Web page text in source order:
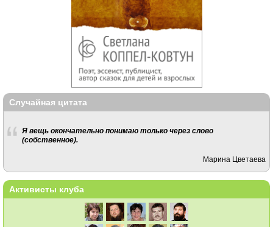
Случайная цитата
Я вещь окончательно понимаю только через слово
(собственное).
Марина Цветаева
Активисты клуба